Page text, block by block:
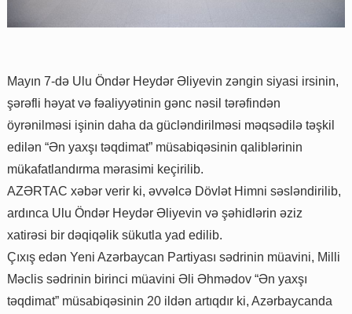
Mayın 7-də Ulu Öndər Heydər Əliyevin zəngin siyasi irsinin,
şərəfli həyat və fəaliyyətinin gənc nəsil tərəfindən
öyrənilməsi işinin daha da gücləndirilməsi məqsədilə təşkil
edilən “Ən yaxşı təqdimat” müsabiqəsinin qaliblərinin
mükafatlandırma mərasimi keçirilib.
AZƏRTAC xəbər verir ki, əvvəlcə Dövlət Himni səsləndirilib,
ardınca Ulu Öndər Heydər Əliyevin və şəhidlərin əziz
xatirəsi bir dəqiqəlik sükutla yad edilib.
Çıxış edən Yeni Azərbaycan Partiyası sədrinin müavini, Milli
Məclis sədrinin birinci müavini Əli Əhmədov “Ən yaxşı
təqdimat” müsabiqəsinin 20 ildən artıqdır ki, Azərbaycanda